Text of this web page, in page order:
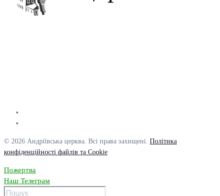
© 2026 Андріївська церква. Всі права захищені. Політика
конфіденційності файлів та Cookie
Пожертва
Наш Телеграм